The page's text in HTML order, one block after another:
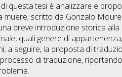
questa tesi è analizzare e
muere, scritto da Gonzalo
breve introduzione storica
quali genere di
a seguire, la proposta di
di traduzione,